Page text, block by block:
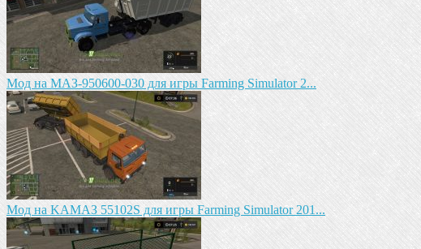
Mод на МАЗ-950600-030 для игры Farming Simulator 2...
Mод на KAМАЗ 55102S для игры Farming Simulator 201...